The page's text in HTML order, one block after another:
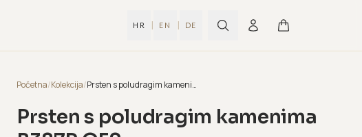
HR | EN | DE
Početna/Kolekcija/ Prsten s poludragim kamenima B387P OFS
Prsten s poludragim kamenima